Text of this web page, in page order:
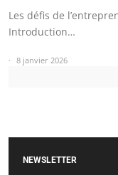
Les défis de
Introduction…
8 janvier 2026
NEWSLETTER